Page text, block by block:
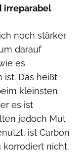
irreparabel
noch stärker
darauf
es
Das heißt
kleinsten
es ist
jedoch Mut
ist Carbon
korrodiert nicht.